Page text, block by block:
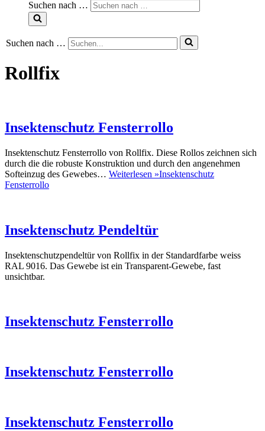
Suchen nach …
Suchen nach …
Rollfix
Insektenschutz Fensterrollo
Insektenschutz Fensterrollo von Rollfix. Diese Rollos zeichnen sich
durch die die robuste Konstruktion und durch den angenehmen
Softeinzug des Gewebes… Weiterlesen »Insektenschutz
Fensterrollo
Insektenschutz Pendeltür
Insektenschutzpendeltür von Rollfix in der Standardfarbe weiss
RAL 9016. Das Gewebe ist ein Transparent-Gewebe, fast
unsichtbar.
Insektenschutz Fensterrollo
Insektenschutz Fensterrollo
Insektenschutz Fensterrollo